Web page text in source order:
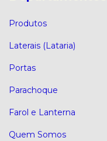
Produtos
Laterais (Lataria)
Portas
Parachoque
Farol e Lanterna
Quem Somos